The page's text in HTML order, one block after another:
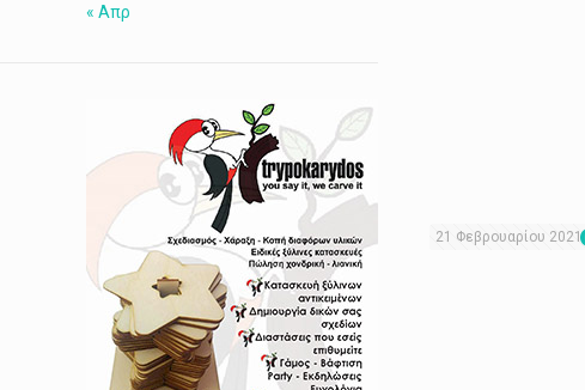
21 Φεβρουαρίου 2021
« Απρ